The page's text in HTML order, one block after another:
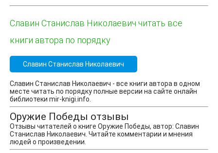
Славин Станислав Николаевич читать все
книги автора по порядку
Славин Станислав Николаевич
Славин Станислав Николаевич - все книги автора в одном
месте читать по порядку полные версии на сайте онлайн
библиотеки mir-knigi.info.
Оружие Победы отзывы
Отзывы читателей о книге Оружие Победы, автор: Славин
Станислав Николаевич. Читайте комментарии и мнения
людей о произведении.